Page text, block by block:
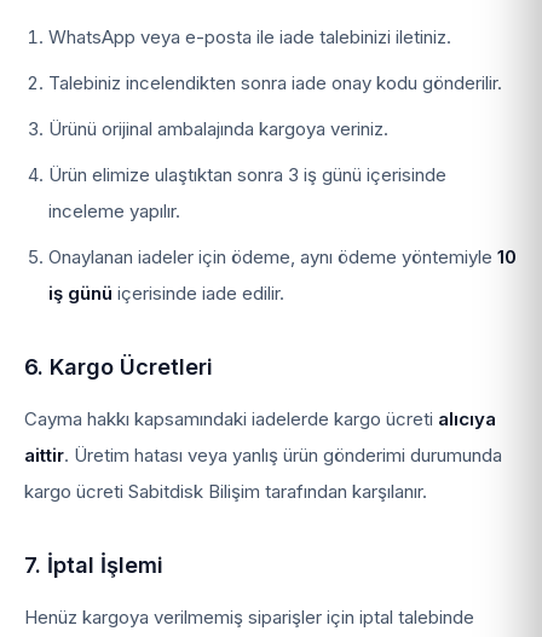
WhatsApp veya e-posta ile iade talebinizi iletiniz.
Talebiniz incelendikten sonra iade onay kodu gönderilir.
Ürünü orijinal ambalajında kargoya veriniz.
Ürün elimize ulaştıktan sonra 3 iş günü içerisinde
inceleme yapılır.
Onaylanan iadeler için ödeme, aynı ödeme yöntemiyle 10
iş günü içerisinde iade edilir.
6. Kargo Ücretleri
Cayma hakkı kapsamındaki iadelerde kargo ücreti alıcıya
aittir. Üretim hatası veya yanlış ürün gönderimi durumunda
kargo ücreti Sabitdisk Bilişim tarafından karşılanır.
7. İptal İşlemi
Henüz kargoya verilmemiş siparişler için iptal talebinde